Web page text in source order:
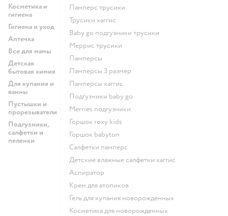
Косметика и
гигиена
Гигиена и уход
Аптечка
Все для мамы
Детская
бытовая химия
Для купания и
ванны
Пустышки и
прорезыватели
Подгузники,
салфетки и
пеленки
памперс трусики
трусики хаггис
baby go подгузники трусики
меррис трусики
памперсы
памперсы 3 размер
памперсы хаггис
подгузники baby go
merries подгузники
горшок roxy kids
горшок babyton
салфетки памперс
детские влажные салфетки хаггис
аспиратор
крем для атопиков
гель для купания новорожденных
косметика для новорожденных